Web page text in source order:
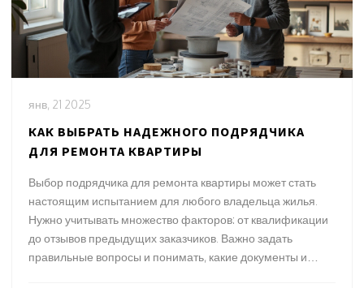
янв, 21 2025
КАК ВЫБРАТЬ НАДЕЖНОГО ПОДРЯДЧИКА
ДЛЯ РЕМОНТА КВАРТИРЫ
Выбор подрядчика для ремонта квартиры может стать
настоящим испытанием для любого владельца жилья.
Нужно учитывать множество факторов: от квалификации
до отзывов предыдущих заказчиков. Важно задать
правильные вопросы и понимать, какие документы и